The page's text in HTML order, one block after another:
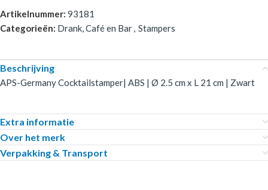
Artikelnummer: 93181
Categorieën: Drank, Café en Bar, Stampers
Beschrijving
APS-Germany Cocktailstamper| ABS | Ø 2.5 cm x L 21 cm | Zwart
Extra informatie
Over het merk
Verpakking & Transport